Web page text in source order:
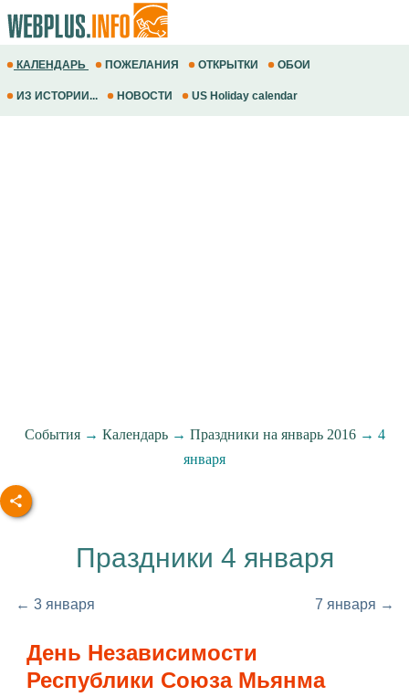
КАЛЕНДАРЬ ПОЖЕЛАНИЯ ОТКРЫТКИ ОБОИ
ИЗ ИСТОРИИ... НОВОСТИ US Holiday calendar
События→ Календарь→ Праздники на январь 2016→ 4
января
Праздники 4 января
← 3 января 7 января →
День Независимости
Республики Союза Мьянма